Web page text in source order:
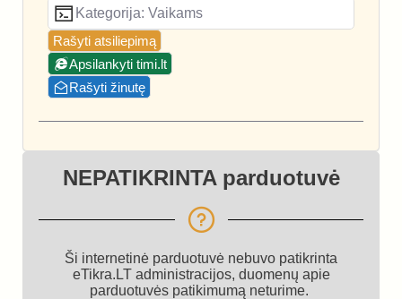
Kategorija: Vaikams
Rašyti atsiliepimą
Apsilankyti timi.lt
Rašyti žinutę
NEPATIKRINTA parduotuvė
Ši internetinė parduotuvė nebuvo patikrinta
eTikra.LT administracijos, duomenų apie
parduotuvės patikimumą neturime.